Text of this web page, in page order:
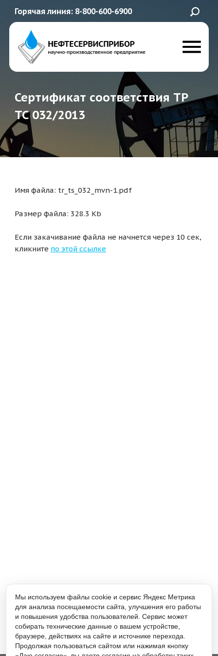
Горячая линия: 8-800-600-6900
Сертификат соответствия ТР
ТС 032/2013
Имя файла: tr_ts_032_mvn-1.pdf
Размер файла: 328.3 Kb
Если закачивание файла не начнется через 10 сек,
кликните по этой ссылке
Мы используем файлы cookie и сервис Яндекс Метрика
для анализа посещаемости сайта, улучшения его работы
и повышения удобства пользователей. Сервис может
собирать технические данные о вашем устройстве,
браузере, действиях на сайте и источнике перехода.
Продолжая пользоваться сайтом или нажимая кнопку